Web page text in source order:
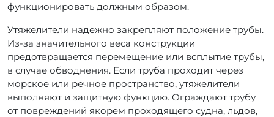
функционировать должным образом.
Утяжелители надежно закрепляют положение трубы.
Из-за значительного веса конструкции
предотвращается перемещение или всплытие трубы,
в случае обводнения. Если труба проходит через
морское или речное пространство, утяжелители
выполняют и защитную функцию. Ограждают трубу
от повреждений якорем проходящего судна, льдов,